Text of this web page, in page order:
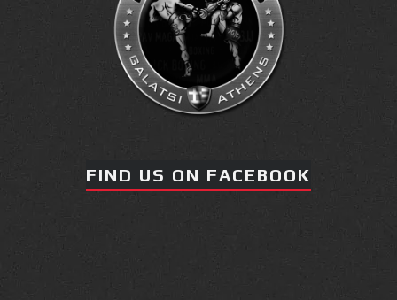
FIND US ON FACEBOOK